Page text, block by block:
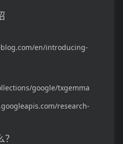
en/introducing-
google/txgemma
research-